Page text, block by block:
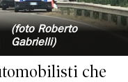
(foto Roberto
Gabrielli)
che